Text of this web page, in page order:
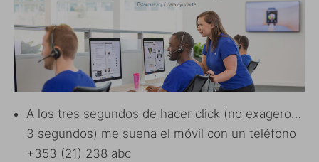
A los tres segundos de hacer click (no exagero…
3 segundos) me suena el móvil con un teléfono
+353 (21) 238 abc